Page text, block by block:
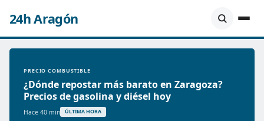
24h Aragón
PRECIO COMBUSTIBLE
¿Dónde repostar más barato en Zaragoza?
Precios de gasolina y diésel hoy
Hace 40 min ÚLTIMA HORA